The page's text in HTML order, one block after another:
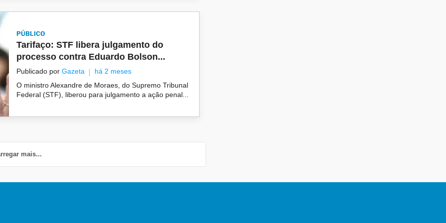
PÚBLICO
Tarifaço: STF libera julgamento do
processo contra Eduardo Bolson...
Publicado porGazeta
há 2 meses
O ministro Alexandre de Moraes, do Supremo Tribunal
Federal (STF), liberou para julgamento a ação penal...
mais...